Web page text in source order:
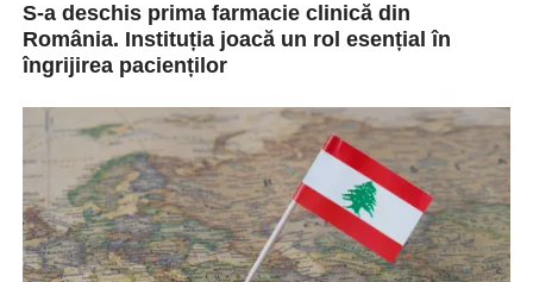
S-a deschis prima farmacie clinică din
România. Instituția joacă un rol esențial în
îngrijirea pacienților
deschisă în cadrul Institutului „Marius Nasta” din
București. Aceasta...